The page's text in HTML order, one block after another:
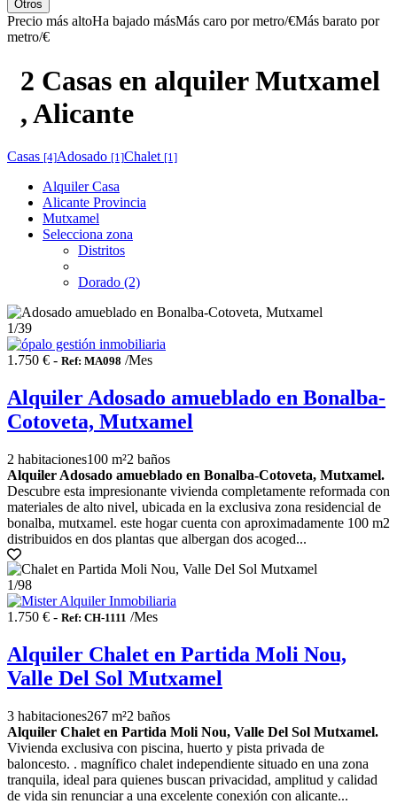
Otros
Precio más altoHa bajado másMás caro por metro/€Más barato por
metro/€
2 Casas en alquiler Mutxamel
, Alicante
Casas [4]Adosado [1]Chalet [1]
Alquiler Casa
Alicante Provincia
Mutxamel
Selecciona zona
Distritos
Dorado (2)
1/39
1.750 € - Ref: MA098 /Mes
Alquiler Adosado amueblado en Bonalba-
Cotoveta, Mutxamel
2 habitaciones100 m²2 baños
Alquiler Adosado amueblado en Bonalba-Cotoveta, Mutxamel.
Descubre esta impresionante vivienda completamente reformada con
materiales de alto nivel, ubicada en la exclusiva zona residencial de
bonalba, mutxamel. este hogar cuenta con aproximadamente 100 m2
distribuidos en dos plantas que albergan dos acoged...
1/98
1.750 € - Ref: CH-1111 /Mes
Alquiler Chalet en Partida Moli Nou,
Valle Del Sol Mutxamel
3 habitaciones267 m²2 baños
Alquiler Chalet en Partida Moli Nou, Valle Del Sol Mutxamel.
Vivienda exclusiva con piscina, huerto y pista privada de
baloncesto. . magnífico chalet independiente situado en una zona
tranquila, ideal para quienes buscan privacidad, amplitud y calidad
de vida sin renunciar a una excelente conexión con alicante...